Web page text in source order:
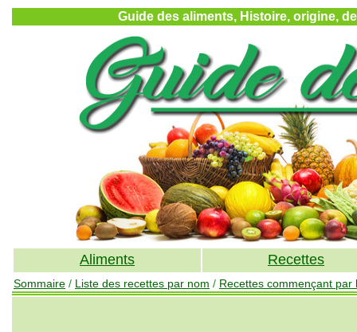
Guide des aliments, Histoire, origine,
Aliments Recettes
Sommaire / Liste des recettes par nom / Recettes commençant par